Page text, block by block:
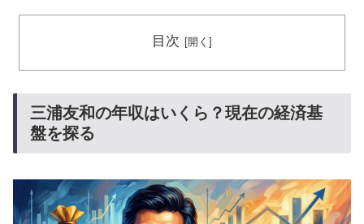
目次
三浦友和の年収はいくら？現在の経済基
盤を探る